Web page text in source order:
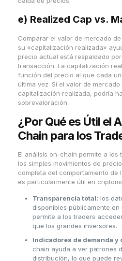
e) Realized Cap vs.
Comparar el valor de mercado
su «capitalización realizada»
precio actual está respaldado
transacción. La capitalización
función del precio al que cada
última vez. Si el valor de
capitalización realizada, podría
sobrevaloración.
¿Por Qué es Útil el
Chain para los
El análisis on-chain permite a los
los simples movimientos de
completa del comportamiento de
es particularmente útil en
Transparencia total: los
disponibles públicamente
permite a los traders
que los grandes inversores.
Indicadores de demanda y
chain ayuda a ver patrones
distribución, lo que puede